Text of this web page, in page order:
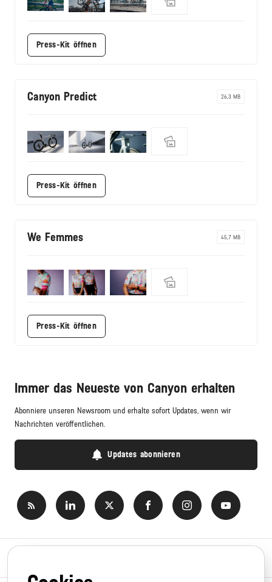
Press-Kit öffnen
Canyon Predict 26,3 MB
Press-Kit öffnen
We Femmes 45,7 MB
Press-Kit öffnen
Immer das Neueste von Canyon erhalten
Abonniere unseren Newsroom und erhalte sofort Updates, wenn wir
Nachrichten veröffentlichen.
Updates abonnieren